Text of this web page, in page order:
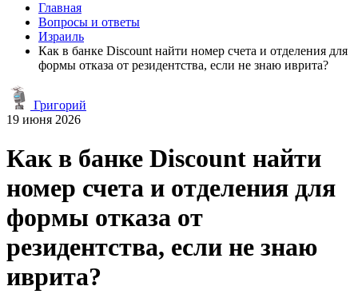
Главная
Вопросы и ответы
Израиль
Как в банке Discount найти номер счета и отделения для
формы отказа от резидентства, если не знаю иврита?
Григорий
19 июня 2026
Как в банке Discount найти
номер счета и отделения для
формы отказа от
резидентства, если не знаю
иврита?